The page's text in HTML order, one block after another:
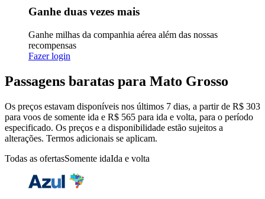
Ganhe duas vezes mais
Ganhe milhas da companhia aérea além das nossas
recompensas
Fazer login
Passagens baratas para Mato Grosso
Os preços estavam disponíveis nos últimos 7 dias, a partir de R$ 303
para voos de somente ida e R$ 565 para ida e volta, para o período
especificado. Os preços e a disponibilidade estão sujeitos a
alterações. Termos adicionais se aplicam.
Todas as ofertasSomente idaIda e volta